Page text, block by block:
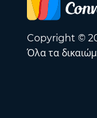
Copyright ©
Όλα τα